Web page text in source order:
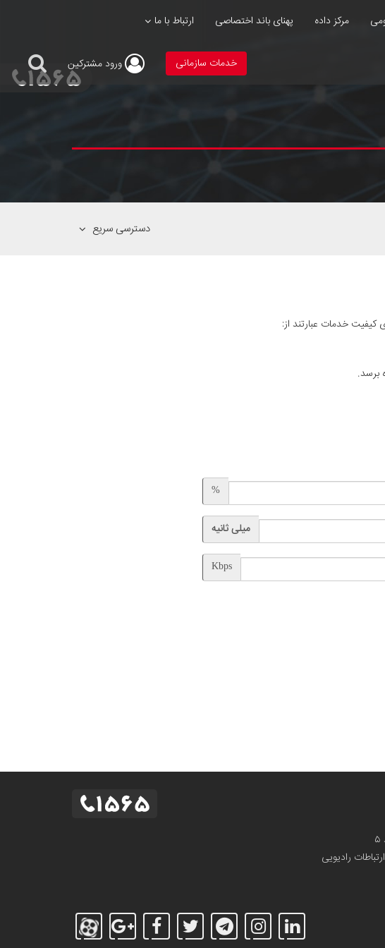
مرکز داده پهنای باند اختصاصی ارتباط با ما
ورود مشترکین خدمات سازمانی
دسترسی سریع
خدمات عبارتند از:
%
میلی ثانیه
Kbps
رادیویی